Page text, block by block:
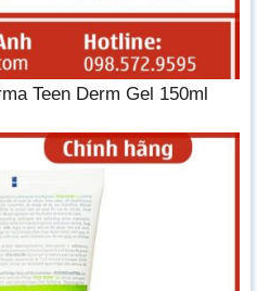
Teen Derm Gel 150ml